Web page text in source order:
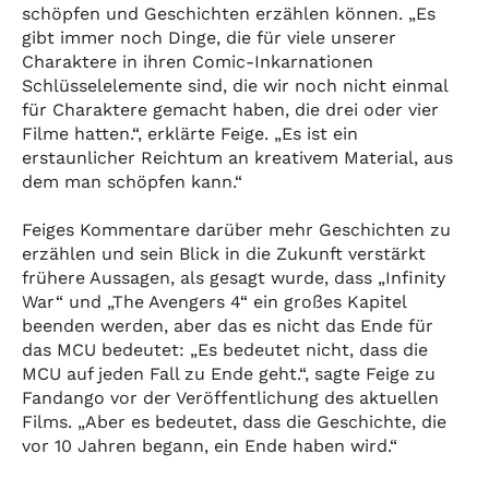
schöpfen und Geschichten erzählen können. „Es
gibt immer noch Dinge, die für viele unserer
Charaktere in ihren Comic-Inkarnationen
Schlüsselelemente sind, die wir noch nicht einmal
für Charaktere gemacht haben, die drei oder vier
Filme hatten.“, erklärte Feige. „Es ist ein
erstaunlicher Reichtum an kreativem Material, aus
dem man schöpfen kann.“
Feiges Kommentare darüber mehr Geschichten zu
erzählen und sein Blick in die Zukunft verstärkt
frühere Aussagen, als gesagt wurde, dass „Infinity
War“ und „The Avengers 4“ ein großes Kapitel
beenden werden, aber das es nicht das Ende für
das MCU bedeutet: „Es bedeutet nicht, dass die
MCU auf jeden Fall zu Ende geht.“, sagte Feige zu
Fandango vor der Veröffentlichung des aktuellen
Films. „Aber es bedeutet, dass die Geschichte, die
vor 10 Jahren begann, ein Ende haben wird.“